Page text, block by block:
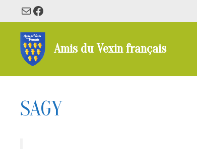
contenu
E-mailFacebook
Amis du Vexin français
SAGY